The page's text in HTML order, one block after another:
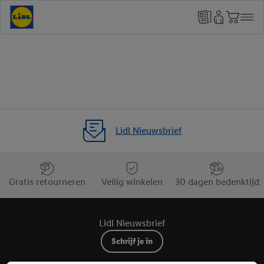
Lidl Nieuwsbrief
Jouw voordelen bij ons als Lidl webshop klant
Gratis retourneren
Veilig winkelen 30 dagen bedenktijd
Lidl Nieuwsbrief
Schrijf je in